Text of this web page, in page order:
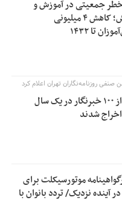
جمعیتی در آموزش و
پرورش؛ کاهش ۴ میلیونی
تا ۱۴۳۲
صنفی روزنامه‌نگاران تهران اعلام کرد
بیش از ۱۰۰ خبرنگار در یک سال
شدند
موتورسیکلت برای
آینده نزدیک/ تردد بانوان با